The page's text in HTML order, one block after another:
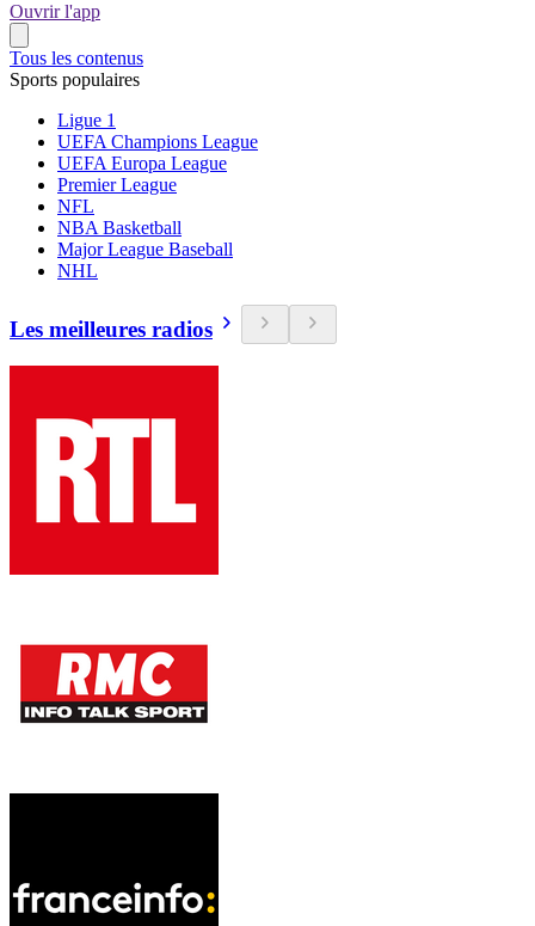
Ouvrir l'app
Tous les contenus
Sports populaires
Ligue 1
UEFA Champions League
UEFA Europa League
Premier League
NFL
NBA Basketball
Major League Baseball
NHL
Les meilleures radios